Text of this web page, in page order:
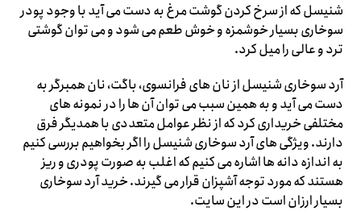
شنیسل که از سرخ کردن گوشت مرغ به دست می آید با وجود پودر
سوخاری بسیار خوشمزه و خوش طعم می شود و می توان گوشتی
ترد و عالی را میل کرد.
آرد سوخاری شنیسل از نان های فرانسوی، باگت، نان همبرگر به
دست می آید و به همین سبب می توان آن ها را در نمونه های
مختلفی خریداری کرد که از نظر عوامل متعددی با همدیگر فرق
دارند. ویژگی های آرد سوخاری شنیسل را اگر بخواهیم بررسی کنیم
به اندازه دانه ها اشاره می کنیم که اغلب به صورت پودری و ریز
هستند که مورد توجه آشپزان قرار می گیرند. خرید آرد سوخاری
بسیار ارزان است در این سایت.